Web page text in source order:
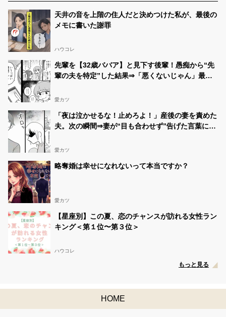
天井の音を上階の住人だと決めつけた私が、最後の
メモに書いた謝罪
ハウコレ
先輩を【32歳ババア】と見下す後輩！愚痴から“先
輩の夫を特定”した結果⇒「悪くないじゃん」最悪
愛カツ
「夜は泣かせるな！止めろよ！」産後の妻を責めた
夫。次の瞬間⇒妻が“目も合わせず”告げた言葉に…
愛カツ
略奪婚は幸せになれないって本当ですか？
愛カツ
【星座別】この夏、恋のチャンスが訪れる女性ラン
キング＜第１位〜第３位＞
ハウコレ
もっと見る
HOME